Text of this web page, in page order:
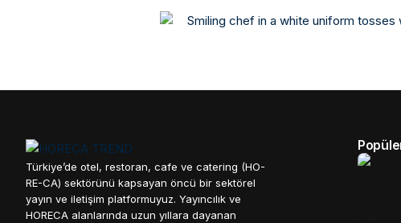
Türkiye’de otel, restoran, cafe ve catering (HO-
RE-CA) sektörünü kapsayan öncü bir sektörel
yayın ve iletişim platformuyuz. Yayıncılık ve
HORECA alanlarında uzun yıllara dayanan